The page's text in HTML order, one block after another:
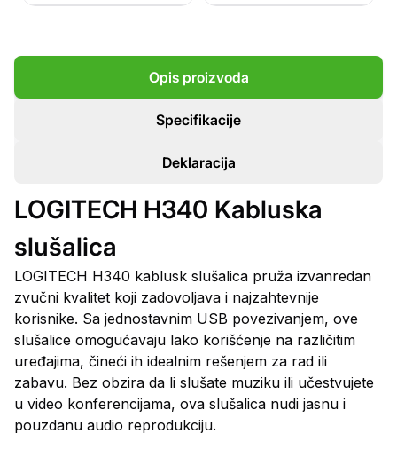
Opis proizvoda
Specifikacije
Deklaracija
LOGITECH H340 Kabluska
slušalica
LOGITECH H340 kablusk slušalica pruža izvanredan
zvučni kvalitet koji zadovoljava i najzahtevnije
korisnike. Sa jednostavnim USB povezivanjem, ove
slušalice omogućavaju lako korišćenje na različitim
uređajima, čineći ih idealnim rešenjem za rad ili
zabavu. Bez obzira da li slušate muziku ili učestvujete
u video konferencijama, ova slušalica nudi jasnu i
pouzdanu audio reprodukciju.